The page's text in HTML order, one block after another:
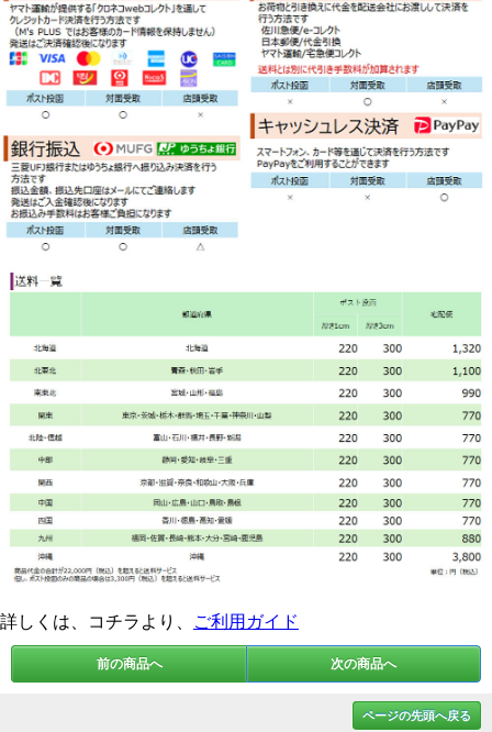
詳しくは、コチラより、 ご利用ガイド
前の商品へ 次の商品へ
ページの先頭へ戻る